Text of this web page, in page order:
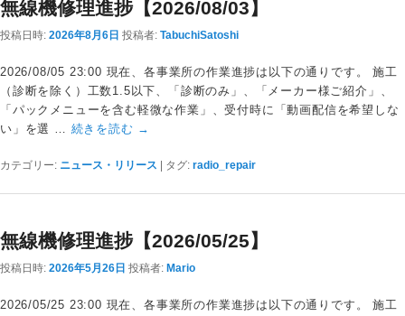
無線機修理進捗【2026/08/03】
投稿日時: 2026年8月6日 投稿者: TabuchiSatoshi
2026/08/05 23:00 現在、各事業所の作業進捗は以下の通りです。 施工
（診断を除く）工数1.5以下、「診断のみ」、「メーカー様ご紹介」、
「パックメニューを含む軽微な作業」、受付時に「動画配信を希望しな
い」を選 … 続きを読む →
カテゴリー: ニュース・リリース タグ: radio_repair
無線機修理進捗【2026/05/25】
投稿日時: 2026年5月26日 投稿者: Mario
2026/05/25 23:00 現在、各事業所の作業進捗は以下の通りです。 施工